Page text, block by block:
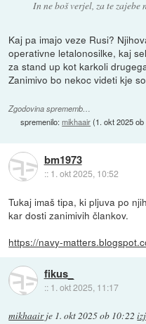
In ne boš verjel, za te zajebe
Kaj pa imajo veze Rusi?
operativne letalonosilke, kaj
za stand up kot karkoli
Zanimivo bo nekoc videti kje
Zgodovina sprememb…
spremenilo:mikhaair(1. okt 2025
bm1973
:: 1. okt 2025, 10:52
Tukaj imaš tipa, ki pljuva po
kar dosti zanimivih člankov.
https://navy-
fikus_
:: 1. okt 2025, 11:17
mikhaairje 1. okt 2025 ob 10:22